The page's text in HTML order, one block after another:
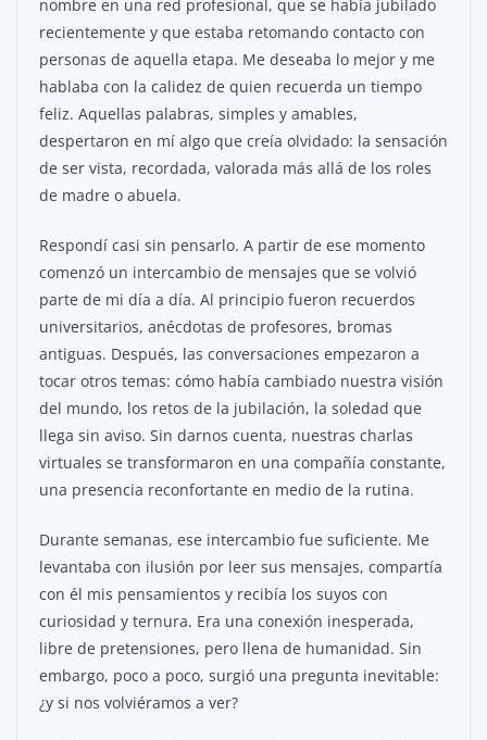
nombre en una red profesional, que se había jubilado
recientemente y que estaba retomando contacto con
personas de aquella etapa. Me deseaba lo mejor y me
hablaba con la calidez de quien recuerda un tiempo
feliz. Aquellas palabras, simples y amables,
despertaron en mí algo que creía olvidado: la sensación
de ser vista, recordada, valorada más allá de los roles
de madre o abuela.
Respondí casi sin pensarlo. A partir de ese momento
comenzó un intercambio de mensajes que se volvió
parte de mi día a día. Al principio fueron recuerdos
universitarios, anécdotas de profesores, bromas
antiguas. Después, las conversaciones empezaron a
tocar otros temas: cómo había cambiado nuestra visión
del mundo, los retos de la jubilación, la soledad que
llega sin aviso. Sin darnos cuenta, nuestras charlas
virtuales se transformaron en una compañía constante,
una presencia reconfortante en medio de la rutina.
Durante semanas, ese intercambio fue suficiente. Me
levantaba con ilusión por leer sus mensajes, compartía
con él mis pensamientos y recibía los suyos con
curiosidad y ternura. Era una conexión inesperada,
libre de pretensiones, pero llena de humanidad. Sin
embargo, poco a poco, surgió una pregunta inevitable:
¿y si nos volviéramos a ver?